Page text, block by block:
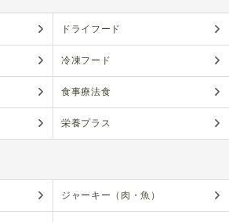
ドライフード
冷凍フード
食事療法食
栄養プラス
ジャーキー（肉・魚）